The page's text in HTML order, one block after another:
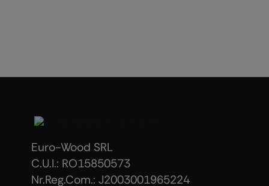
Euro-Wood SRL
C.U.I.: RO15850573
Nr.Reg.Com.: J2003001965224